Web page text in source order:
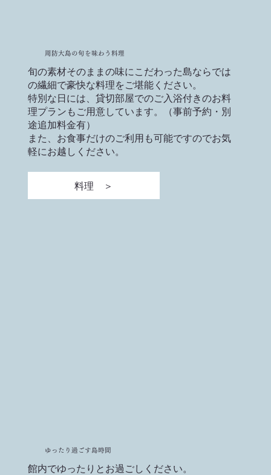
周防大島の旬を味わう料理
旬の素材そのままの味にこだわった島ならでは
の繊細で豪快な料理をご堪能ください。
特別な日には、貸切部屋でのご入浴付きのお料
理プランもご用意しています。（事前予約・別
途追加料金有）
また、お食事だけのご利用も可能ですのでお気
軽にお越しください。
料理 ＞
ゆったり過ごす 島時間
館内でゆったりとお過ごしください。